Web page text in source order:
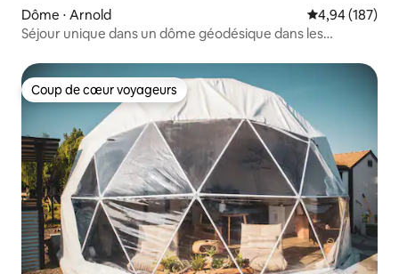
Dôme ⋅ Arnold Évaluation
4,94 (187)
Séjour unique dans un dôme géodésique dans les
Coup de cœur voyageurs
Coup de cœur voyageurs